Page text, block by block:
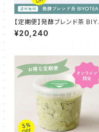
【定期便】発酵ブレンド茶
TEA ~発酵のちからで内側か
~【2ヶ月】
¥20,240